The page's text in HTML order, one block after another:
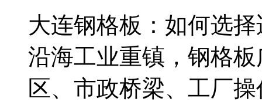
大连钢格板：如何选
沿海工业重镇，钢格
区、市政桥梁、工厂